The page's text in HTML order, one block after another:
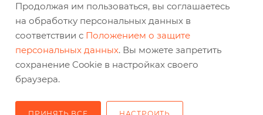
Продолжая им пользоваться, вы соглашаетесь
на обработку персональных данных в
соответствии с Положением о защите
персональных данных. Вы можете запретить
сохранение Cookie в настройках своего
браузера.